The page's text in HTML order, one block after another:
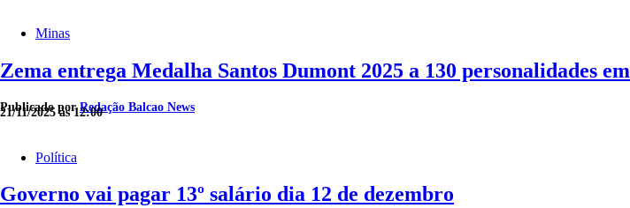
Minas
Zema entrega Medalha Santos Dumont 2025 a 130 personalidades
Publicado porRedação Balcao News
21/11/2025 às 12:00
Política
Governo vai pagar 13º salário dia 12 de dezembro